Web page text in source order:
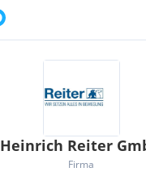
Heinrich Reiter
Firma